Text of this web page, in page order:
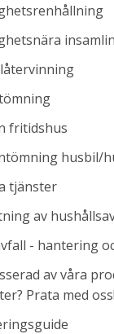
fritidshus
husbil/
tjänster
av
- hantering
av våra
Prata med